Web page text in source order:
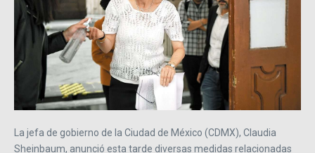
La jefa de gobierno de la Ciudad de México (CDMX), Claudia
Sheinbaum, anunció esta tarde diversas medidas relacionadas